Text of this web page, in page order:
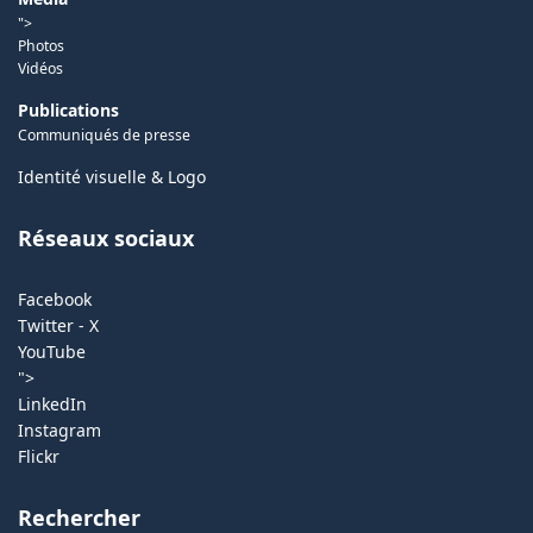
">
Photos
Vidéos
Publications
Communiqués de presse
Identité visuelle & Logo
Réseaux sociaux
Facebook
Twitter - X
YouTube
">
LinkedIn
Instagram
Flickr
Rechercher